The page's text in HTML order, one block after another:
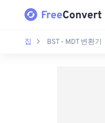
집 BST - MDT 변환기